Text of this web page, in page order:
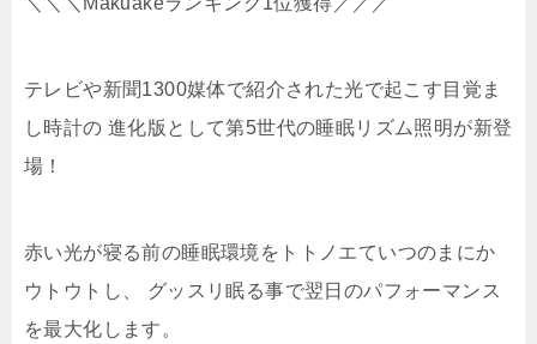
テレビや新聞1300媒体で紹介された光で起こす目覚ま
し時計の 進化版として第5世代の睡眠リズム照明が新登
場！
赤い光が寝る前の睡眠環境をトトノエていつのまにか
ウトウトし、 グッスリ眠る事で翌日のパフォーマンス
を最大化します。